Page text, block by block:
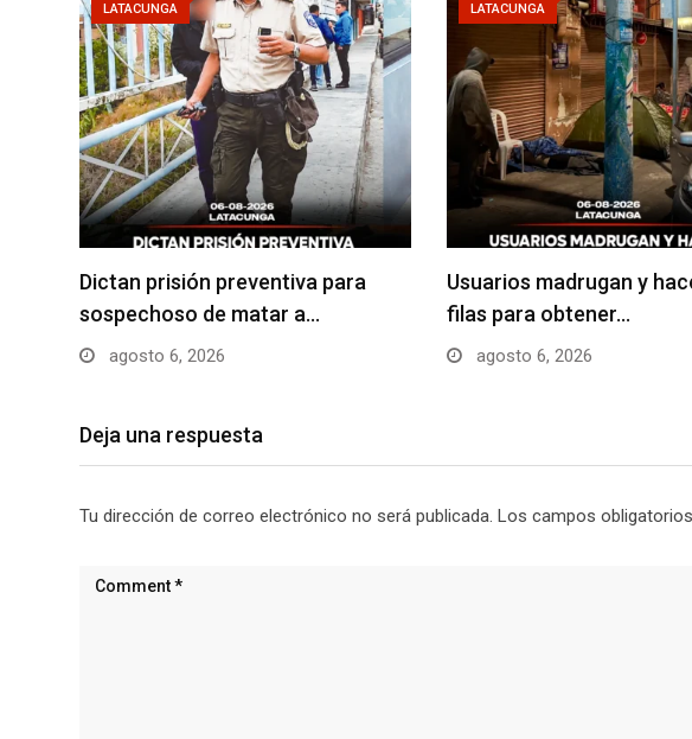
LATACUNGA
Dictan prisión preventiva para
sospechoso de matar a…
agosto 6, 2026
LATACUNGA
Usuarios madrugan y
filas para obtener…
agosto 6, 2026
Deja una respuesta
Tu dirección de correo electrónico no será publicada. Los campos